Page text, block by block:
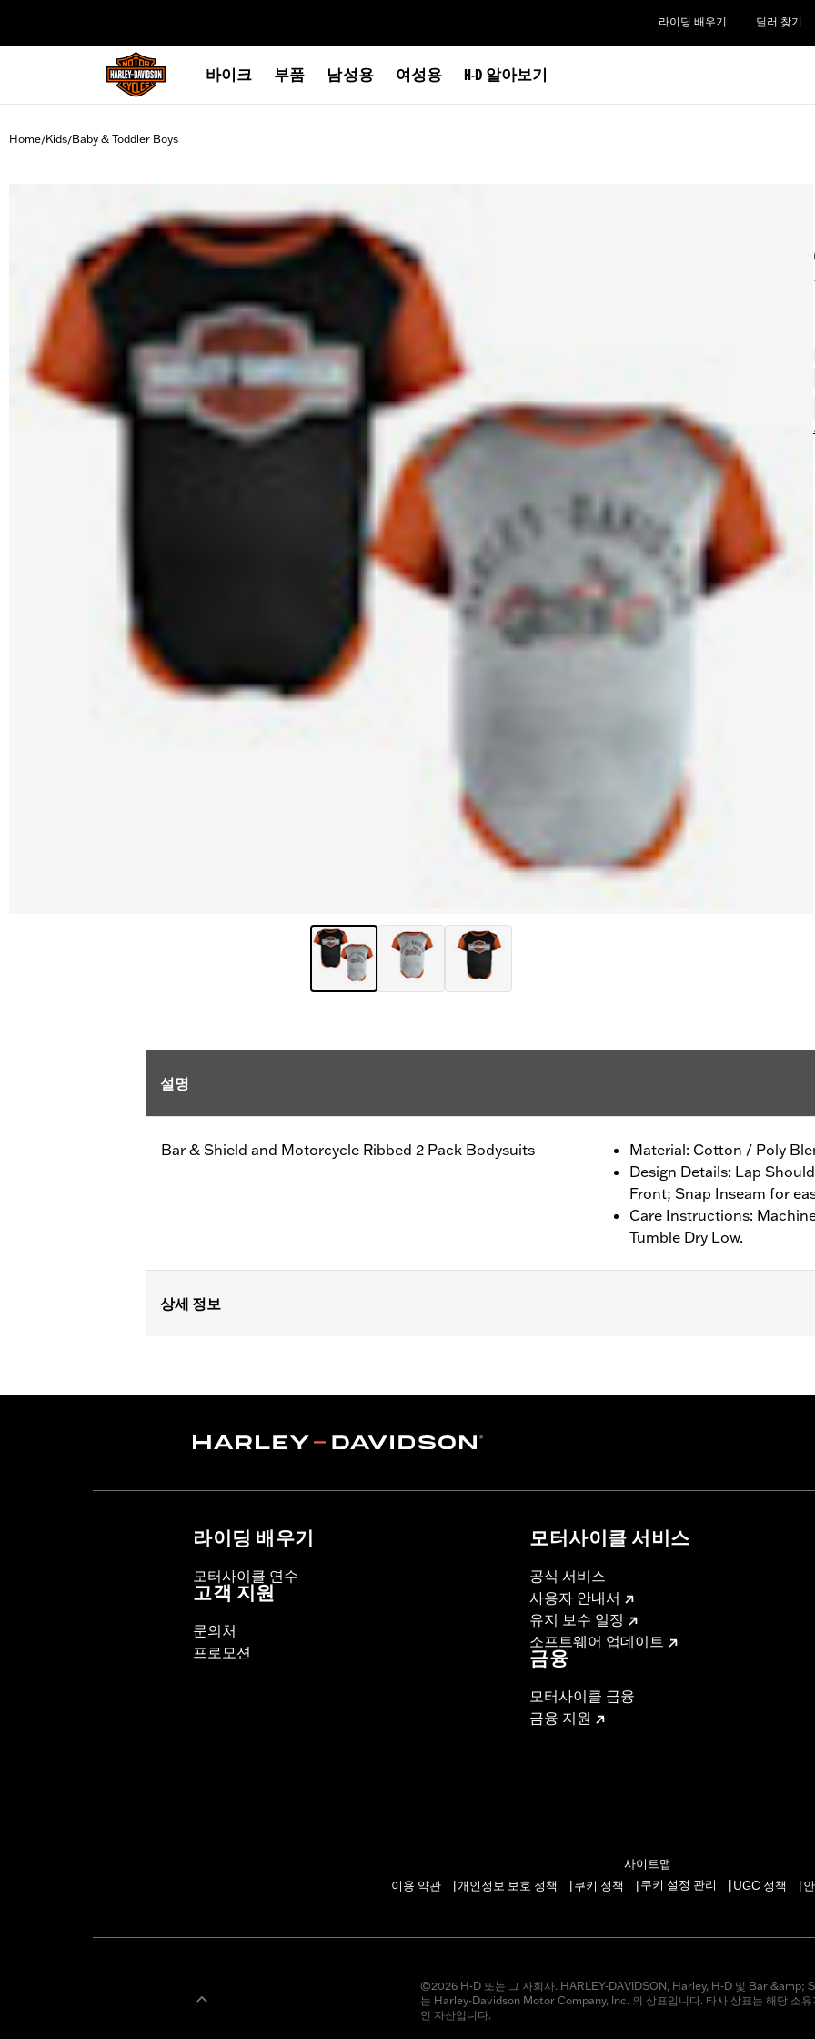
라이딩 배우기 딜러 찾기
바이크 부품 남성용 여성용 H-D 알아보기
Home/Kids/Baby & Toddler Boys
설명
Bar & Shield and Motorcycle Ribbed 2 Pack Bodysuits
Material: Cotton / Poly
Design Details: Lap
Front; Snap Inseam for
Care Instructions:
Tumble Dry Low.
상세 정보
라이딩 배우기
모터사이클 연수
고객 지원
문의처
프로모션
모터사이클 서비스
공식 서비스
사용자 안내서
유지 보수 일정
소프트웨어 업데이트
금융
모터사이클 금융
금융 지원
사이트맵
이용 약관
개인정보 보호 정책 쿠키 정책 쿠키 설정 관리 UGC 정책
©2026 H-D 또는 그 자회사. HARLEY-DAVIDSON, Harley, H-D 및 Bar &amp;
는 Harley-Davidson Motor Company, Inc. 의 상표입니다. 타사 상표는 해당 소유
인 자산입니다.